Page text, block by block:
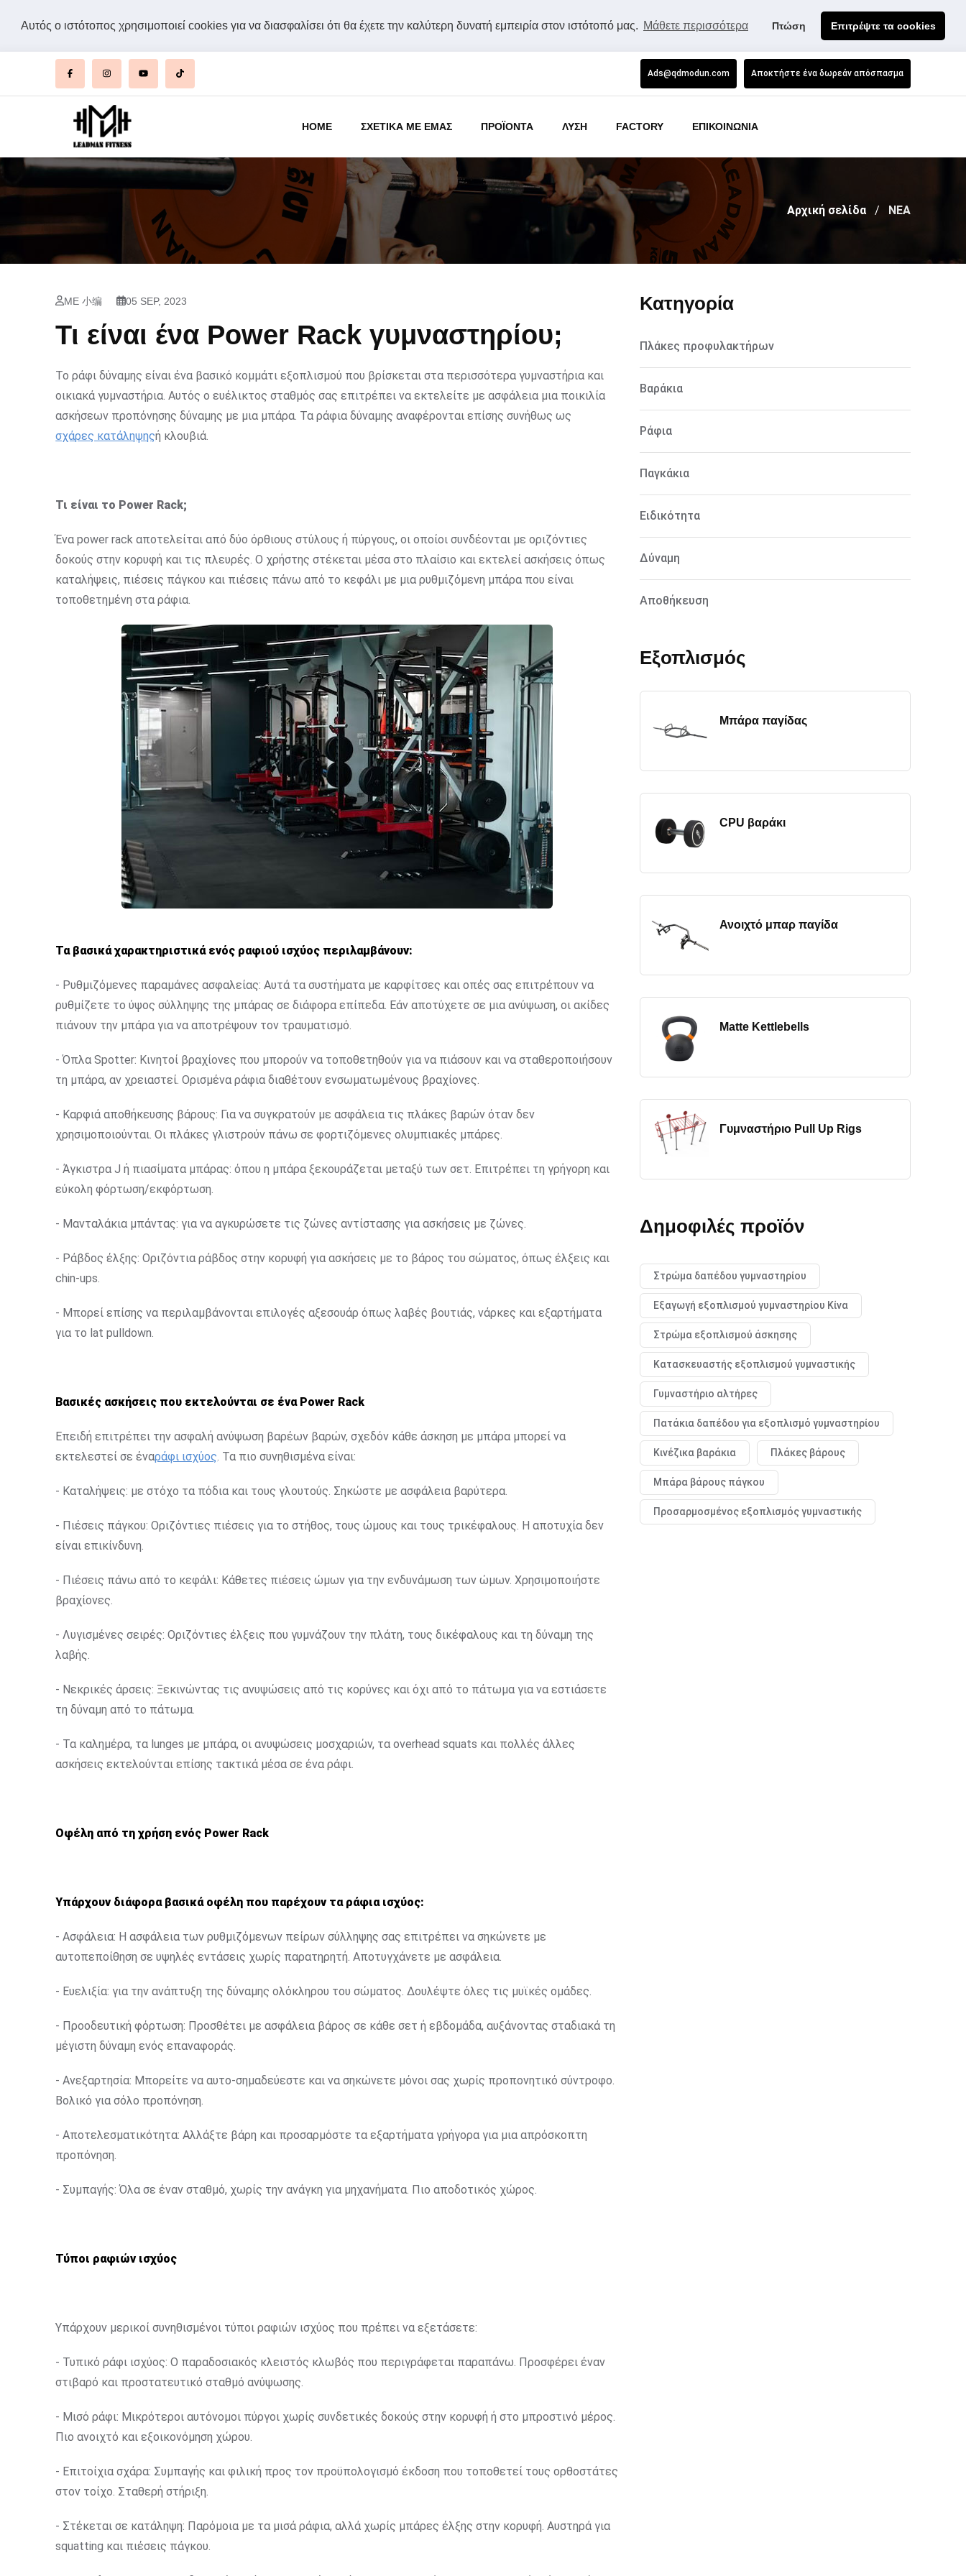
Αυτός ο ιστότοπος χρησιμοποιεί cookies για να διασφαλίσει ότι θα έχετε την καλύτερη δυνατή εμπειρία στον ιστότοπό μας. Μάθετε περισσότερα Πτώση Επιτρέψτε τα cookies
Ads@qdmodun.com Αποκτήστε ένα δωρεάν απόσπασμα
HOME ΣΧΕΤΙΚΑ ΜΕ ΕΜΑΣ ΠΡΟΪΟΝΤΑ ΛΥΣΗ FACTORY ΕΠΙΚΟΙΝΩΝΙΑ
Αρχική σελίδα ΝΕΑ
ΜΕ 小编 05 SEP, 2023
Τι είναι ένα Power Rack γυμναστηρίου;
Το ράφι δύναμης είναι ένα βασικό κομμάτι εξοπλισμού που βρίσκεται στα περισσότερα γυμναστήρια και
οικιακά γυμναστήρια. Αυτός ο ευέλικτος σταθμός σας επιτρέπει να εκτελείτε με ασφάλεια μια ποικιλία
ασκήσεων προπόνησης δύναμης με μια μπάρα. Τα ράφια δύναμης αναφέρονται επίσης συνήθως ως
σχάρες κατάληψηςή κλουβιά.
Τι είναι το Power Rack;
Ένα power rack αποτελείται από δύο όρθιους στύλους ή πύργους, οι οποίοι συνδέονται με οριζόντιες
δοκούς στην κορυφή και τις πλευρές. Ο χρήστης στέκεται μέσα στο πλαίσιο και εκτελεί ασκήσεις όπως
καταλήψεις, πιέσεις πάγκου και πιέσεις πάνω από το κεφάλι με μια ρυθμιζόμενη μπάρα που είναι
τοποθετημένη στα ράφια.
Τα βασικά χαρακτηριστικά ενός ραφιού ισχύος περιλαμβάνουν:
- Ρυθμιζόμενες παραμάνες ασφαλείας: Αυτά τα συστήματα με καρφίτσες και οπές σας επιτρέπουν να
ρυθμίζετε το ύψος σύλληψης της μπάρας σε διάφορα επίπεδα. Εάν αποτύχετε σε μια ανύψωση, οι ακίδες
πιάνουν την μπάρα για να αποτρέψουν τον τραυματισμό.
- Όπλα Spotter: Κινητοί βραχίονες που μπορούν να τοποθετηθούν για να πιάσουν και να σταθεροποιήσουν
τη μπάρα, αν χρειαστεί. Ορισμένα ράφια διαθέτουν ενσωματωμένους βραχίονες.
- Καρφιά αποθήκευσης βάρους: Για να συγκρατούν με ασφάλεια τις πλάκες βαρών όταν δεν
χρησιμοποιούνται. Οι πλάκες γλιστρούν πάνω σε φορτιζόμενες ολυμπιακές μπάρες.
- Άγκιστρα J ή πιασίματα μπάρας: όπου η μπάρα ξεκουράζεται μεταξύ των σετ. Επιτρέπει τη γρήγορη και
εύκολη φόρτωση/εκφόρτωση.
- Μανταλάκια μπάντας: για να αγκυρώσετε τις ζώνες αντίστασης για ασκήσεις με ζώνες.
- Ράβδος έλξης: Οριζόντια ράβδος στην κορυφή για ασκήσεις με το βάρος του σώματος, όπως έλξεις και
chin-ups.
- Μπορεί επίσης να περιλαμβάνονται επιλογές αξεσουάρ όπως λαβές βουτιάς, νάρκες και εξαρτήματα
για το lat pulldown.
Βασικές ασκήσεις που εκτελούνται σε ένα Power Rack
Επειδή επιτρέπει την ασφαλή ανύψωση βαρέων βαρών, σχεδόν κάθε άσκηση με μπάρα μπορεί να
εκτελεστεί σε έναράφι ισχύος . Τα πιο συνηθισμένα είναι:
- Καταλήψεις: με στόχο τα πόδια και τους γλουτούς. Σηκώστε με ασφάλεια βαρύτερα.
- Πιέσεις πάγκου: Οριζόντιες πιέσεις για το στήθος, τους ώμους και τους τρικέφαλους. Η αποτυχία δεν
είναι επικίνδυνη.
- Πιέσεις πάνω από το κεφάλι: Κάθετες πιέσεις ώμων για την ενδυνάμωση των ώμων. Χρησιμοποιήστε
βραχίονες.
- Λυγισμένες σειρές: Οριζόντιες έλξεις που γυμνάζουν την πλάτη, τους δικέφαλους και τη δύναμη της
λαβής.
- Νεκρικές άρσεις: Ξεκινώντας τις ανυψώσεις από τις κορύνες και όχι από το πάτωμα για να εστιάσετε
τη δύναμη από το πάτωμα.
- Τα καλημέρα, τα lunges με μπάρα, οι ανυψώσεις μοσχαριών, τα overhead squats και πολλές άλλες
ασκήσεις εκτελούνται επίσης τακτικά μέσα σε ένα ράφι.
Οφέλη από τη χρήση ενός Power Rack
Υπάρχουν διάφορα βασικά οφέλη που παρέχουν τα ράφια ισχύος:
- Ασφάλεια: Η ασφάλεια των ρυθμιζόμενων πείρων σύλληψης σας επιτρέπει να σηκώνετε με
αυτοπεποίθηση σε υψηλές εντάσεις χωρίς παρατηρητή. Αποτυγχάνετε με ασφάλεια.
- Ευελιξία: για την ανάπτυξη της δύναμης ολόκληρου του σώματος. Δουλέψτε όλες τις μυϊκές ομάδες.
- Προοδευτική φόρτωση: Προσθέτει με ασφάλεια βάρος σε κάθε σετ ή εβδομάδα, αυξάνοντας σταδιακά τη
μέγιστη δύναμη ενός επαναφοράς.
- Ανεξαρτησία: Μπορείτε να αυτο-σημαδεύεστε και να σηκώνετε μόνοι σας χωρίς προπονητικό σύντροφο.
Βολικό για σόλο προπόνηση.
- Αποτελεσματικότητα: Αλλάξτε βάρη και προσαρμόστε τα εξαρτήματα γρήγορα για μια απρόσκοπτη
προπόνηση.
- Συμπαγής: Όλα σε έναν σταθμό, χωρίς την ανάγκη για μηχανήματα. Πιο αποδοτικός χώρος.
Τύποι ραφιών ισχύος
Υπάρχουν μερικοί συνηθισμένοι τύποι ραφιών ισχύος που πρέπει να εξετάσετε:
- Τυπικό ράφι ισχύος: Ο παραδοσιακός κλειστός κλωβός που περιγράφεται παραπάνω. Προσφέρει έναν
στιβαρό και προστατευτικό σταθμό ανύψωσης.
- Μισό ράφι: Μικρότεροι αυτόνομοι πύργοι χωρίς συνδετικές δοκούς στην κορυφή ή στο μπροστινό μέρος.
Πιο ανοιχτό και εξοικονόμηση χώρου.
- Επιτοίχια σχάρα: Συμπαγής και φιλική προς τον προϋπολογισμό έκδοση που τοποθετεί τους ορθοστάτες
στον τοίχο. Σταθερή στήριξη.
- Στέκεται σε κατάληψη: Παρόμοια με τα μισά ράφια, αλλά χωρίς μπάρες έλξης στην κορυφή. Αυστηρά για
squatting και πιέσεις πάγκου.
Κατηγορία
Πλάκες προφυλακτήρων
Βαράκια
Ράφια
Παγκάκια
Ειδικότητα
Δύναμη
Αποθήκευση
Εξοπλισμός
Μπάρα παγίδας
CPU βαράκι
Ανοιχτό μπαρ παγίδα
Matte Kettlebells
Γυμναστήριο Pull Up Rigs
Δημοφιλές προϊόν
Στρώμα δαπέδου γυμναστηρίου
Εξαγωγή εξοπλισμού γυμναστηρίου Κίνα
Στρώμα εξοπλισμού άσκησης
Κατασκευαστής εξοπλισμού γυμναστικής
Γυμναστήριο αλτήρες
Πατάκια δαπέδου για εξοπλισμό γυμναστηρίου
Κινέζικα βαράκια Πλάκες βάρους
Μπάρα βάρους πάγκου
Προσαρμοσμένος εξοπλισμός γυμναστικής